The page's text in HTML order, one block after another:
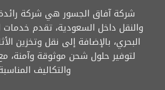
شركة آفاق الجسور هي شركة
والنقل داخل السعودية، تقدم خدمات
البحري، بالإضافة إلى نقل وتخزين
لتوفير حلول شحن موثوقة وآمنة، مع
والتكاليف